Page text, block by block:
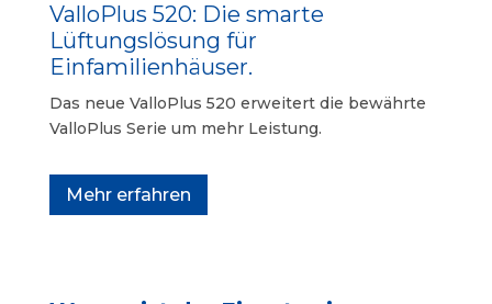
ValloPlus 520: Die smarte
Lüftungslösung für
Einfamilienhäuser.
Das neue ValloPlus 520 erweitert die bewährte
ValloPlus Serie um mehr Leistung.
Mehr erfahren